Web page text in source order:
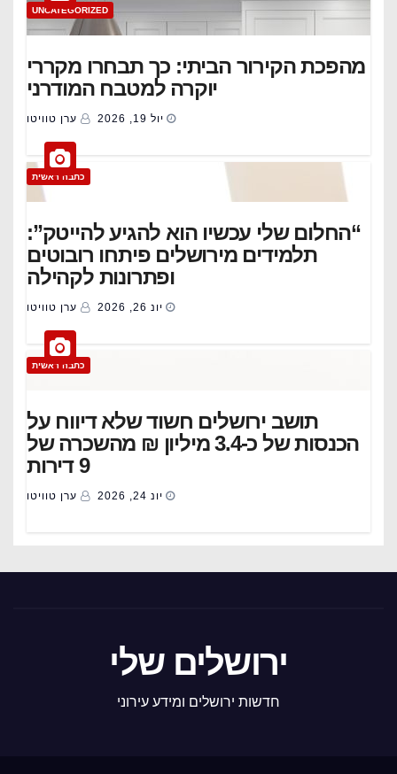
UNCATEGORIZED
מהפכת הקירור הביתי: כך תבחרו מקררי
יוקרה למטבח המודרני
יול 19, 2026 ערן טוויטו
כתבה ראשית
“החלום שלי עכשיו הוא להגיע להייטק”:
תלמידים מירושלים פיתחו רובוטים
ופתרונות לקהילה
יונ 26, 2026 ערן טוויטו
כתבה ראשית
תושב ירושלים חשוד שלא דיווח על
הכנסות של כ-3.4 מיליון ₪ מהשכרה של
9 דירות
יונ 24, 2026 ערן טוויטו
ירושלים שלי
חדשות ירושלים ומידע עירוני